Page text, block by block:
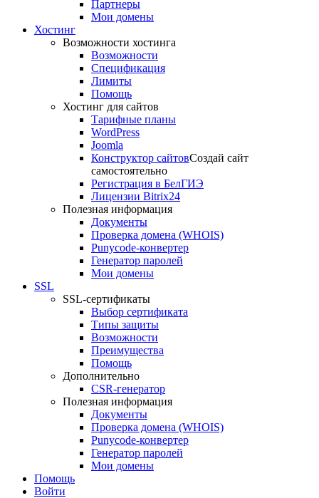
Партнеры
Мои домены
Хостинг
Возможности хостинга
Возможности
Спецификация
Лимиты
Помощь
Хостинг для сайтов
Тарифные планы
WordPress
Joomla
Конструктор сайтовСоздай сайт
самостоятельно
Регистрация в БелГИЭ
Лицензии Bitrix24
Полезная информация
Документы
Проверка домена (WHOIS)
Punycode-конвертер
Генератор паролей
Мои домены
SSL
SSL-сертификаты
Выбор сертификата
Типы защиты
Возможности
Преимущества
Помощь
Дополнительно
CSR-генератор
Полезная информация
Документы
Проверка домена (WHOIS)
Punycode-конвертер
Генератор паролей
Мои домены
Помощь
Войти